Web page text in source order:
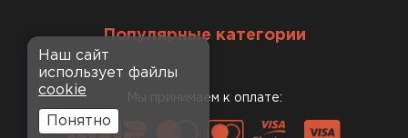
Популярные категории
Мы принимаем к оплате:
Наш сайт
использует файлы
cookie
Понятно